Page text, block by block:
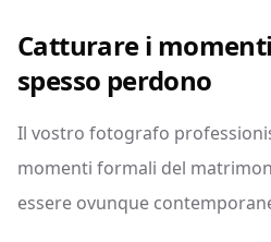
Catturare i
spesso perdono
Il vostro fotografo
momenti formali del
essere ovunque